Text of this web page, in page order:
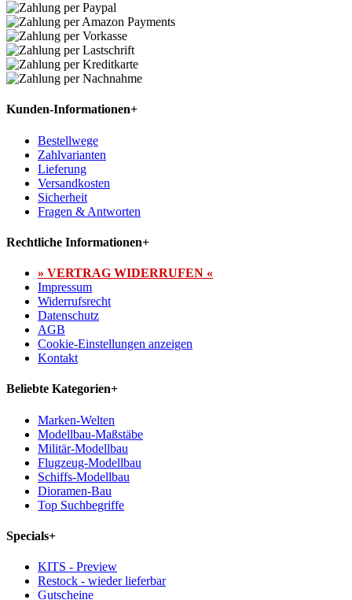
Kunden-Informationen+
Bestellwege
Zahlvarianten
Lieferung
Versandkosten
Sicherheit
Fragen & Antworten
Rechtliche Informationen+
» VERTRAG WIDERRUFEN «
Impressum
Widerrufsrecht
Datenschutz
AGB
Cookie-Einstellungen anzeigen
Kontakt
Beliebte Kategorien+
Marken-Welten
Modellbau-Maßstäbe
Militär-Modellbau
Flugzeug-Modellbau
Schiffs-Modellbau
Dioramen-Bau
Top Suchbegriffe
Specials+
KITS - Preview
Restock - wieder lieferbar
Gutscheine